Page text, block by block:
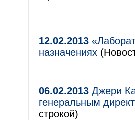
12.02.2013
назначениях
06.02.2013 Джери
генеральным
строкой)